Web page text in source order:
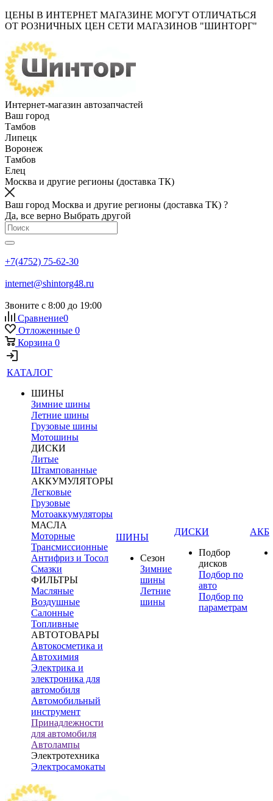
ЦЕНЫ В ИНТЕРНЕТ МАГАЗИНЕ МОГУТ ОТЛИЧАТЬСЯ
ОТ РОЗНИЧНЫХ ЦЕН СЕТИ МАГАЗИНОВ "ШИНТОРГ"
Интернет-магазин автозапчастей
Ваш город
Тамбов
Липецк
Воронеж
Тамбов
Елец
Москва и другие регионы (доставка ТК)
Ваш город Москва и другие регионы (доставка ТК) ?
Да, все верно Выбрать другой
+7(4752) 75-62-30
internet@shintorg48.ru
Звоните с 8:00 до 19:00
Сравнение0
Отложенные 0
Корзина 0
КАТАЛОГ
ШИНЫ
Зимние шины
Летние шины
Грузовые шины
Мотошины
ДИСКИ
Литые
Штампованные
АККУМУЛЯТОРЫ
Легковые
Грузовые
Мотоаккумуляторы
МАСЛА
Моторные
Трансмиссионные
Антифриз и Тосол
Смазки
ФИЛЬТРЫ
Масляные
Воздушные
Салонные
Топливные
АВТОТОВАРЫ
Автокосметика и
Автохимия
Электрика и
электроника для
автомобиля
Автомобильный
инструмент
Принадлежности
для автомобиля
Автолампы
Электротехника
Электросамокаты
ШИНЫ
Сезон
Зимние
шины
Летние
шины
ДИСКИ
Подбор
дисков
Подбор по
авто
Подбор по
параметрам
АКБ